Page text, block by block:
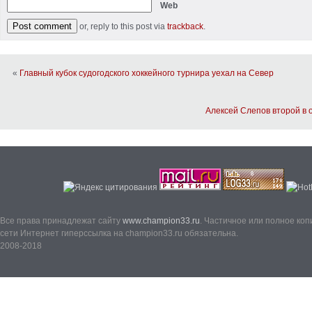
Web
or, reply to this post via trackback.
« Главный кубок судогодского хоккейного турнира уехал на Север
Алексей Cлепов второй в
Все права принадлежат сайту www.champion33.ru. Частичное или полное
сети Интернет гиперссылка на champion33.ru обязательна.
2008-2018